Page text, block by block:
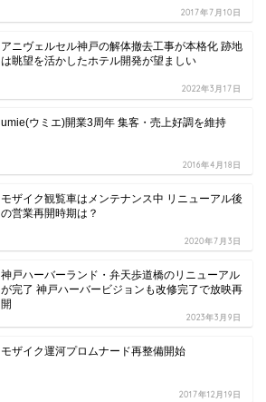
2017年7月10日
アニヴェルセル神戸の解体撤去工事が本格化 跡地
は眺望を活かしたホテル開発が望ましい
2022年3月17日
umie(ウミエ)開業3周年 集客・売上好調を維持
2016年4月18日
モザイク観覧車はメンテナンス中 リニューアル後
の営業再開時期は？
2020年7月3日
神戸ハーバーランド・弁天歩道橋のリニューアル
が完了 神戸ハーバービジョンも改修完了で放映再
開
2023年3月9日
モザイク運河プロムナード再整備開始
2017年12月19日